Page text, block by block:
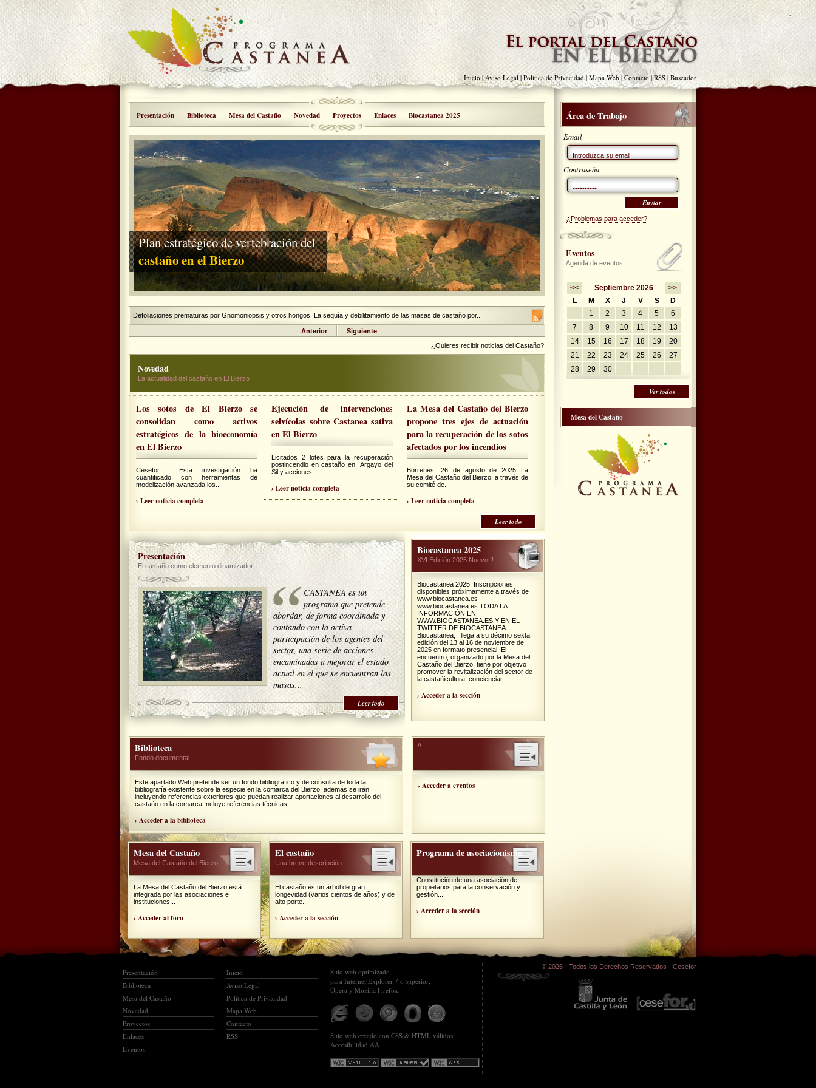
Inicio|Aviso Legal|Política de Privacidad|Mapa Web|Contacto|RSS |Buscador
Presentación Biblioteca Mesa del Castaño Novedad Proyectos Enlaces Biocastanea 2025
Plan estratégico de vertebración del
castaño en el Bierzo
Defoliaciones prematuras por Gnomoniopsis y otros hongos. La sequía y debilitamiento de las masas de castaño por... Adquisición de Torymus sinensis, si desea unirse al programa de lucha conjunta de la
Anterior
Siguiente
¿Quieres recibir noticias del Castaño?
Novedad
La actualidad del castaño en El Bierzo
Los sotos de El Bierzo se
consolidan como activos
estratégicos de la bioeconomía
en El Bierzo
Cesefor Esta investigación ha
cuantificado con herramientas de
modelización avanzada los...
› Leer noticia completa
Ejecución de intervenciones
selvícolas sobre Castanea sativa
en El Bierzo
Licitados 2 lotes para la recuperación
postincendio en castaño en Argayo del
Sil y acciones...
› Leer noticia completa
La Mesa del Castaño del Bierzo
propone tres ejes de actuación
para la recuperación de los sotos
afectados por los incendios
Borrenes, 26 de agosto de 2025 La
Mesa del Castaño del Bierzo, a través de
su comité de...
› Leer noticia completa
Leer todo
Presentación
El castaño como elemento dinamizador
CASTANEA es un
programa que pretende
abordar, de forma coordinada y
contando con la activa
participación de los agentes del
sector, una serie de acciones
encaminadas a mejorar el estado
actual en el que se encuentran las
masas...
Leer todo
Biocastanea 2025
XVI Edición 2025 Nuevo!!!
Biocastanea 2025. Inscripciones
disponibles próximamente a través de
www.biocastanea.es
www.biocastanea.es TODA LA
INFORMACIÓN EN
WWW.BIOCASTANEA.ES Y EN EL
TWITTER DE BIOCASTANEA
Biocastanea, , llega a su décimo sexta
edición del 13 al 16 de noviembre de
2025 en formato presencial. El
encuentro, organizado por la Mesa del
Castaño del Bierzo, tiene por objetivo
promover la revitalización del sector de
la castañicultura, concienciar...
› Acceder a la sección
Biblioteca
Fondo documental
Este apartado Web pretende ser un fondo bibliografico y de consulta de toda la
bibliografía existente sobre la especie en la comarca del Bierzo, además se irán
incluyendo referencias exteriores que puedan realizar aportaciones al desarrollo del
castaño en la comarca.Incluye referencias técnicas,...
› Acceder a la biblioteca
//
› Acceder a eventos
Mesa del Castaño
Mesa del Castaño del Bierzo
La Mesa del Castaño del Bierzo está
integrada por las asociaciones e
instituciones...
› Acceder al foro
El castaño
Una breve descripción.
El castaño es un árbol de gran
longevidad (varios cientos de años) y de
alto porte...
› Acceder a la sección
Programa de asociacionismo
Constitución de una asociación de
propietarios para la conservación y
gestión...
› Acceder a la sección
Área de Trabajo
Email
Contraseña
¿Problemas para acceder?
Eventos
Agenda de eventos
<< Septiembre 2026
>>
L
M X J V S
D
1
2 3 4 5
6
7
8 9 10 11 12
13
14
15 16 17 18 19
20
21
22 23 24 25 26
27
28
29 30
Ver todos
Mesa del Castaño
Presentación
Biblioteca
Mesa del Castaño
Novedad
Proyectos
Enlaces
Eventos
Inicio
Aviso Legal
Política de Privacidad
Mapa Web
Contacto
RSS
Sitio web optimizado
para Internet Explorer 7 o superior,
Ópera y Mozilla Firefox.
Sitio web creado con CSS & HTML válidos
Accesibilidad AA
© 2026 - Todos los Derechos Reservados - Cesefor